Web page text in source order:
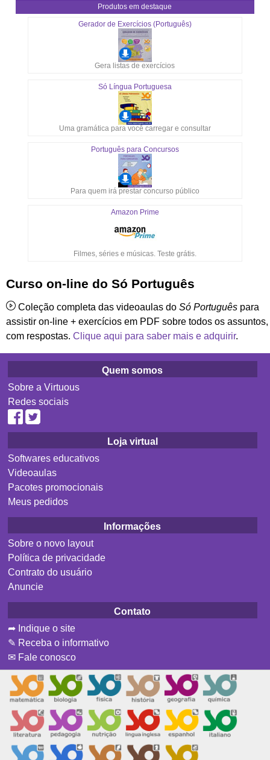
Produtos em destaque
Gerador de Exercícios (Português)
Gera listas de exercícios
Só Língua Portuguesa
Uma gramática para você carregar e consultar
Português para Concursos
Para quem irá prestar concurso público
Amazon Prime
Filmes, séries e músicas. Teste grátis.
Curso on-line do Só Português
Coleção completa das videoaulas do Só Português para
assistir on-line + exercícios em PDF sobre todos os assuntos,
com respostas. Clique aqui para saber mais e adquirir.
Quem somos
Sobre a Virtuous
Redes sociais
Loja virtual
Softwares educativos
Videoaulas
Pacotes promocionais
Meus pedidos
Informações
Sobre o novo layout
Política de privacidade
Contrato do usuário
Anuncie
Contato
➦ Indique o site
✎ Receba o informativo
✉ Fale conosco